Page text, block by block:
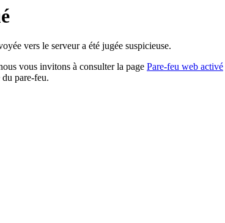
vers le serveur a été jugée suspicieuse.
vous invitons à consulter la page Pare-feu web activé
pare-feu.